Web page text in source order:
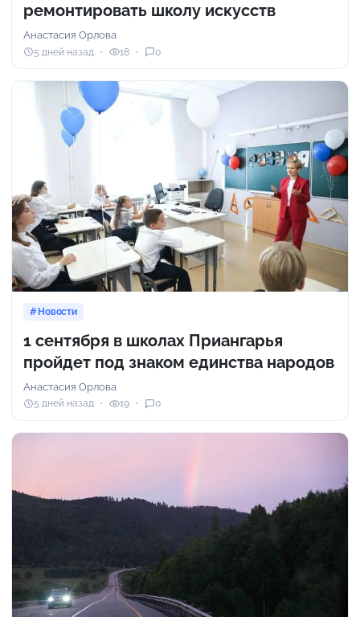
ремонтировать школу искусств
Анастасия Орлова
5 дней назад 18 0
Новости
1 сентября в школах Приангарья
пройдет под знаком единства народов
Анастасия Орлова
5 дней назад 19 0